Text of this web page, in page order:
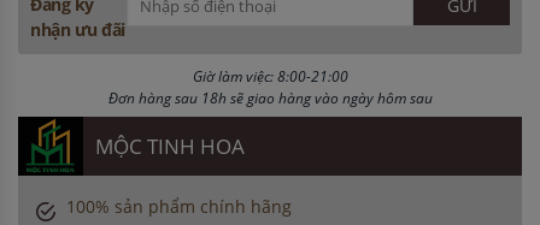
Đăng ký
nhận ưu đãi
Giờ làm việc: 8:00-21:00
Đơn hàng sau 18h sẽ giao hàng vào ngày hôm sau
MỘC TINH HOA
100% sản phẩm chính hãng